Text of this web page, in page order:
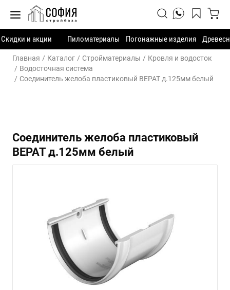
Скидки и акции Пиломатериалы Погонажные изделия
Главная Каталог Стройматериалы
Кровля и водосток
Водосточная система
Соединитель желоба пластиковый ВЕРАТ д.125мм белый
Соединитель желоба пластиковый
ВЕРАТ д.125мм белый